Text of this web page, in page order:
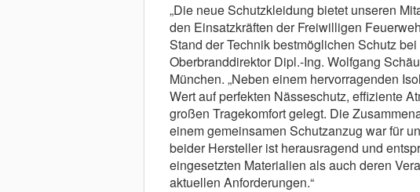
„Die neue Schutzkleidung bietet unseren
den Einsatzkräften der Freiwilligen
Stand der Technik bestmöglichen Schutz
Oberbranddirektor Dipl.-Ing. Wolfgang
München. „Neben einem hervorragenden
Wert auf perfekten Nässeschutz, effiziente
großen Tragekomfort gelegt. Die
einem gemeinsamen Schutzanzug war für
beider Hersteller ist herausragend und
eingesetzten Materialien als auch deren
aktuellen Anforderungen.“